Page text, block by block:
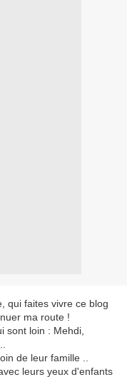
qui faites vivre ce blog
ma route !
sont loin : Mehdi,
de leur famille ..
leurs yeux d'enfants